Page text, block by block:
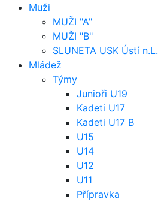
Muži
MUŽI "A"
MUŽI "B"
SLUNETA USK Ústí n.L.
Mládež
Týmy
Junioři U19
Kadeti U17
Kadeti U17 B
U15
U14
U12
U11
Přípravka